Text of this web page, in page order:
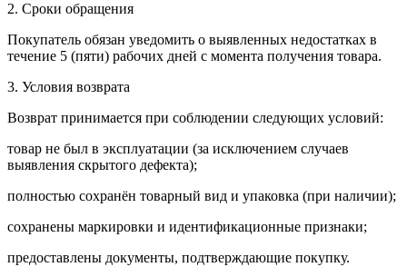
2. Сроки обращения
Покупатель обязан уведомить о выявленных недостатках в
течение 5 (пяти) рабочих дней с момента получения товара.
3. Условия возврата
Возврат принимается при соблюдении следующих условий:
товар не был в эксплуатации (за исключением случаев
выявления скрытого дефекта);
полностью сохранён товарный вид и упаковка (при наличии);
сохранены маркировки и идентификационные признаки;
предоставлены документы, подтверждающие покупку.